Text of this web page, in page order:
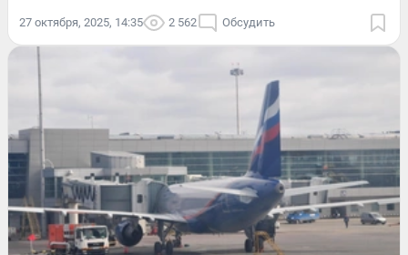
27 октября, 2025, 14:35 2 562 Обсудить